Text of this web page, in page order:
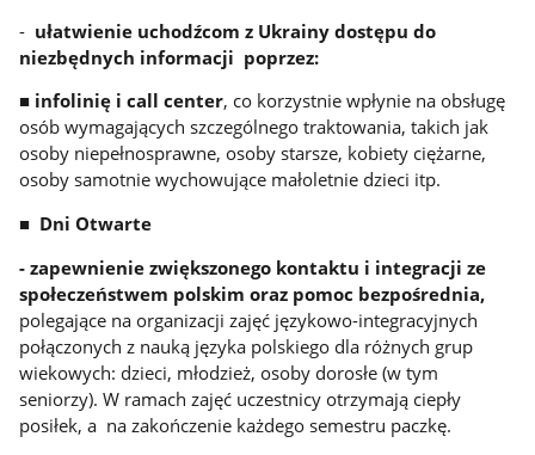
- ułatwienie uchodźcom z Ukrainy dostępu do
niezbędnych informacji poprzez:
■ infolinię i call center, co korzystnie wpłynie na obsługę
osób wymagających szczególnego traktowania, takich jak
osoby niepełnosprawne, osoby starsze, kobiety ciężarne,
osoby samotnie wychowujące małoletnie dzieci itp.
■ Dni Otwarte
- zapewnienie zwiększonego kontaktu i integracji ze
społeczeństwem polskim oraz pomoc bezpośrednia,
polegające na organizacji zajęć językowo-integracyjnych
połączonych z nauką języka polskiego dla różnych grup
wiekowych: dzieci, młodzież, osoby dorosłe (w tym
seniorzy). W ramach zajęć uczestnicy otrzymają ciepły
posiłek, a na zakończenie każdego semestru paczkę.